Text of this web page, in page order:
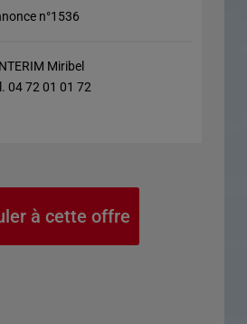
n°1536
Miribel
04 72 01 01 72
à cette offre